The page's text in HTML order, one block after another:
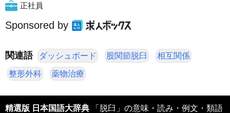
正社員
Sponsored by
関連語 ダッシュボード 股関節脱臼 相互関係
整形外科 薬物治療
精選版 日本国語大辞典 「脱臼」の意味・読み・例文・類語